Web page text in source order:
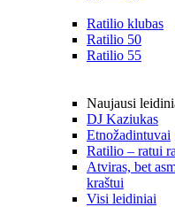
Ratilio klubas
Ratilio 50
Ratilio 55
Naujausi
DJ Kaziukas
Etnožadintuvai
Ratilio – ratui
Atviras, bet
kraštui
Visi leidiniai